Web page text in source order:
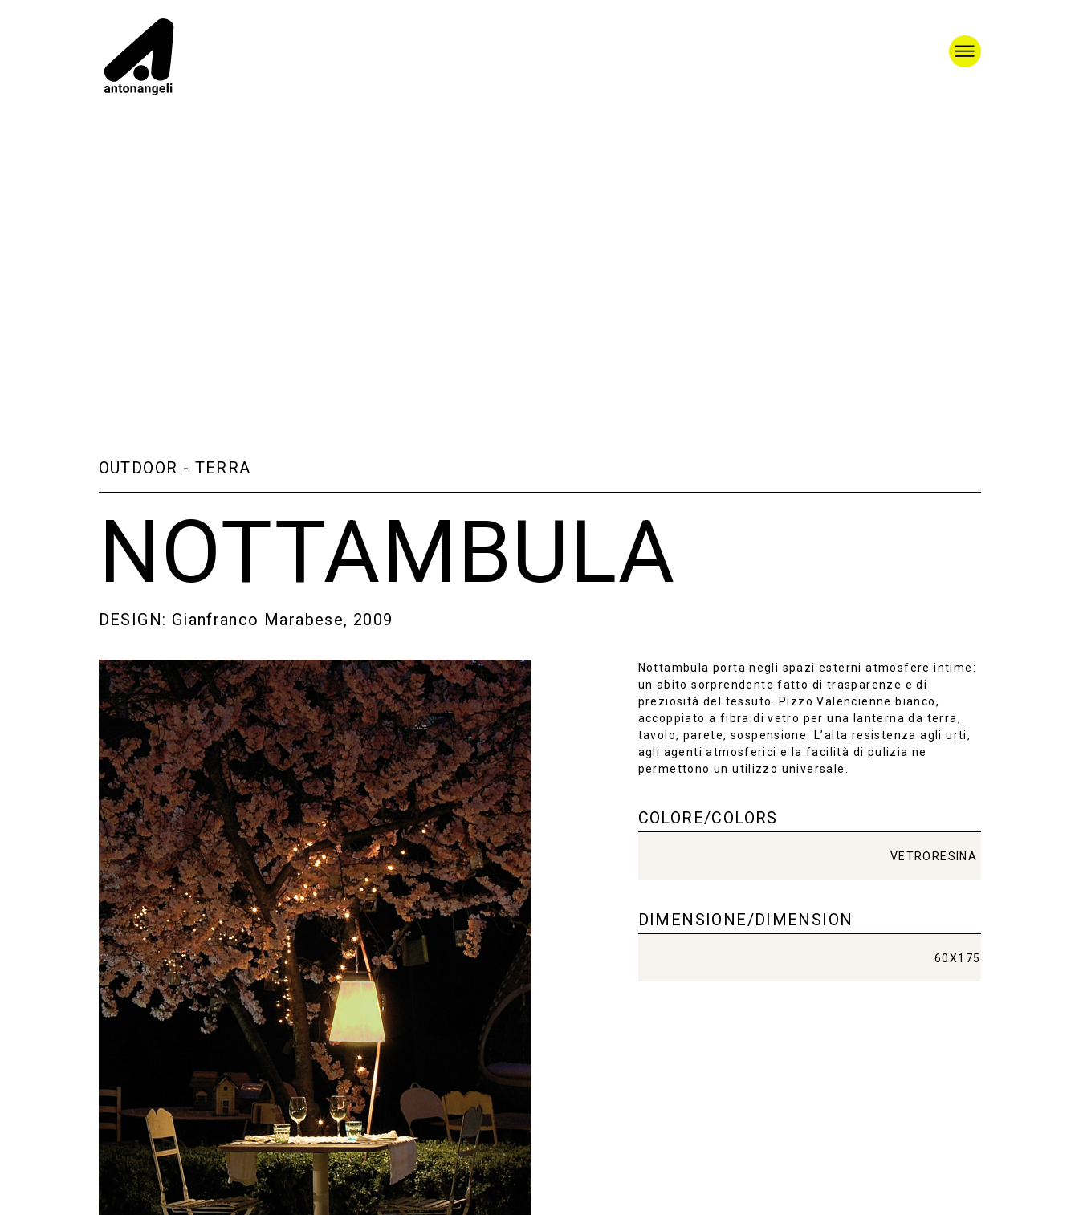
OUTDOOR - TERRA
NOTTAMBULA
DESIGN: Gianfranco Marabese, 2009
Nottambula porta negli spazi esterni atmosfere intime:
un abito sorprendente fatto di trasparenze e di
preziosità del tessuto. Pizzo Valencienne bianco,
accoppiato a fibra di vetro per una lanterna da terra,
tavolo, parete, sospensione. L’alta resistenza agli urti,
agli agenti atmosferici e la facilità di pulizia ne
permettono un utilizzo universale.
COLORE/COLORS
VETRORESINA
DIMENSIONE/DIMENSION
60X175